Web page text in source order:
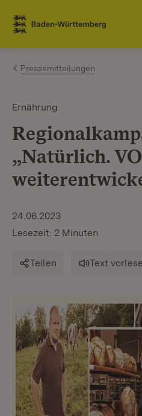
Zum Inhalt springen
Link zur Startseite
Pressemitteilungen
Ernährung
„Natürlich.
24.06.2023
Lesezeit: 2 Minuten
Teilen Text